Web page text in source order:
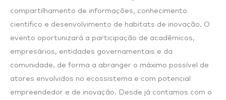
compartilhamento de informações, conhecimento
científico e desenvolvimento de habitats de inovação. O
evento oportunizará a participação de acadêmicos,
empresários, entidades governamentais e da
comunidade, de forma a abranger o máximo possível de
atores envolvidos no ecossistema e com potencial
empreendedor e de inovação. Desde já contamos com o